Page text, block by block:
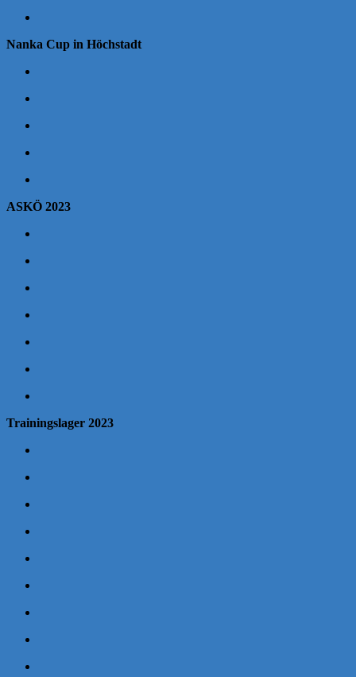
Nanka Cup in Höchstadt
ASKÖ 2023
Trainingslager 2023